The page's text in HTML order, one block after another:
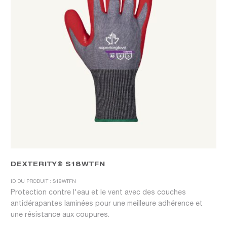
DEXTERITY® S18WTFN
ID DU PRODUIT : S18WTFN
Protection contre l'eau et le vent avec des couches
antidérapantes laminées pour une meilleure adhérence et
une résistance aux coupures.